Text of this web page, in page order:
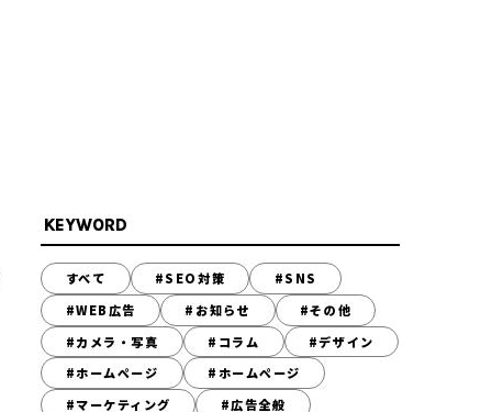
KEYWORD
すべて #SEO対策
#SNS
#WEB広告
#お知らせ
#その他
#カメラ・写真
#コラム
#デザイン
#ホームページ
#ホームページ
#マーケティング
#広告全般